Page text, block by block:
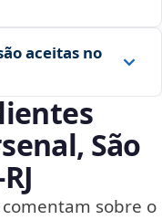
aceitas no
São
sobre o